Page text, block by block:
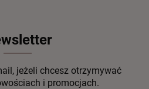
jeżeli chcesz otrzymywać
i promocjach.